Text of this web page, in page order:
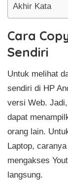
Akhir Kata
Cara
Sendiri
Untuk melihat
sendiri di HP
versi Web.
dapat
orang lain.
Laptop,
mengakses
langsung.